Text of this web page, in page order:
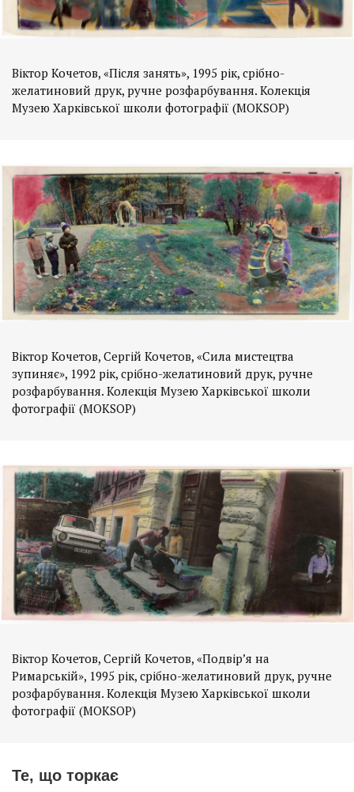
Віктор Кочетов, «Після занять», 1995 рік, срібно-
желатиновий друк, ручне розфарбування. Колекція
Музею Харківської школи фотографії (MOKSOP)
Віктор Кочетов, Сергій Кочетов, «Сила мистецтва
зупиняє», 1992 рік, срібно-желатиновий друк, ручне
розфарбування. Колекція Музею Харківської школи
фотографії (MOKSOP)
Віктор Кочетов, Сергій Кочетов, «Подвір’я на
Римарській», 1995 рік, срібно-желатиновий друк, ручне
розфарбування. Колекція Музею Харківської школи
фотографії (MOKSOP)
Те, що торкає